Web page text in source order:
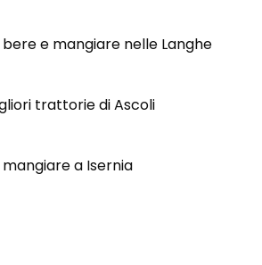
bere e mangiare nelle Langhe
trattorie di Ascoli
a Isernia